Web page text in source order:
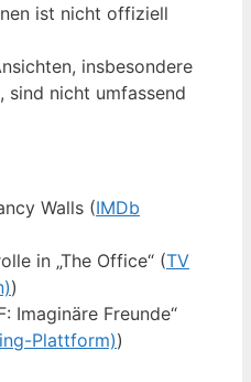
ist nicht offiziell
insbesondere
sind nicht umfassend
Walls (IMDb
in „The Office“ (TV
)
Imaginäre Freunde“
Plattform))